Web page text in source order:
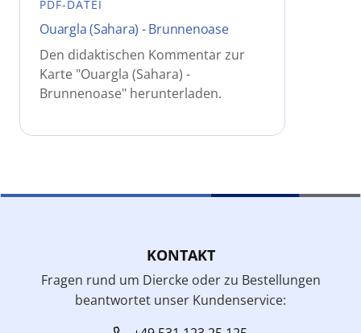
PDF-DATEI
Ouargla (Sahara) - Brunnenoase
Den didaktischen Kommentar zur
Karte "Ouargla (Sahara) -
Brunnenoase" herunterladen.
KONTAKT
Fragen rund um Diercke oder zu Bestellungen
beantwortet unser Kundenservice: